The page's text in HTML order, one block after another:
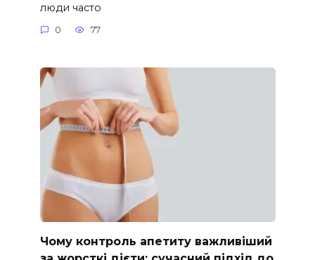
люди часто
0 77
Чому контроль апетиту важливіший